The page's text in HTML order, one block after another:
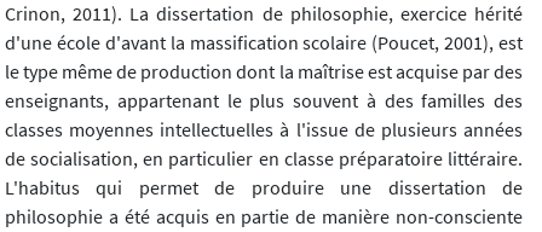
Crinon, 2011). La dissertation de philosophie, exercice hérité
d'une école d'avant la massification scolaire (Poucet, 2001), est
le type même de production dont la maîtrise est acquise par des
enseignants, appartenant le plus souvent à des familles des
classes moyennes intellectuelles à l'issue de plusieurs années
de socialisation, en particulier en classe préparatoire littéraire.
L'habitus qui permet de produire une dissertation de
philosophie a été acquis en partie de manière non-consciente